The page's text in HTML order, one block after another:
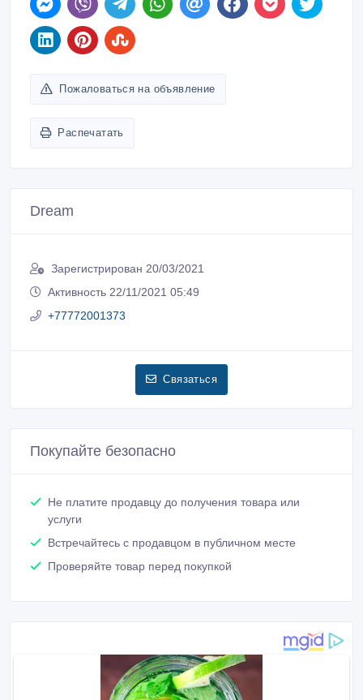
Пожаловаться на объявление
Распечатать
Dream
Зарегистрирован 20/03/2021
Активность 22/11/2021 05:49
+77772001373
Связаться
Покупайте безопасно
Не платите продавцу до получения товара или
услуги
Встречайтесь с продавцом в публичном месте
Проверяйте товар перед покупкой